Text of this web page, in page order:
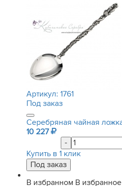
Артикул: 1761
Под заказ
Серебряная чайная
10 227
-
Купить в 1 клик
В избранном В избранное